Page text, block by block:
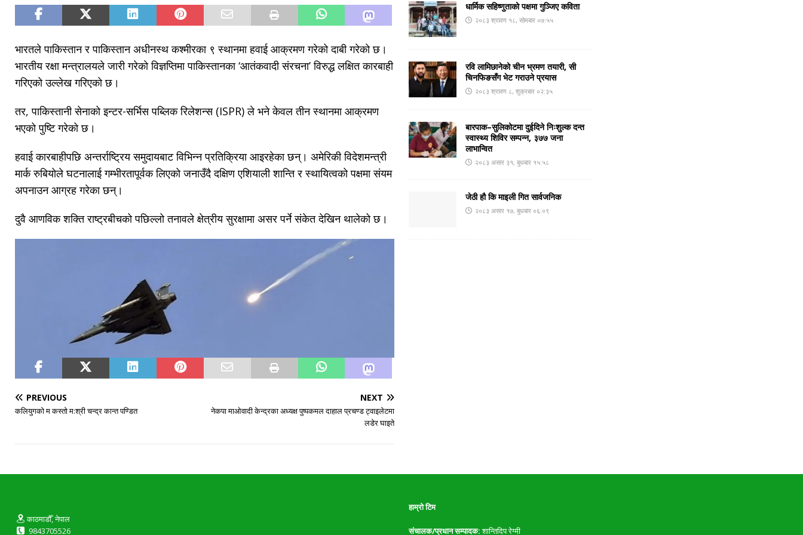
भारतले पाकिस्तान र पाकिस्तान अधीनस्थ कश्मीरका ९ स्थानमा हवाई आक्रमण गरेको दाबी गरेको छ।
भारतीय रक्षा मन्त्रालयले जारी गरेको विज्ञप्तिमा पाकिस्तानका ‘आतंकवादी संरचना’ विरुद्ध लक्षित कारबाही
गरिएको उल्लेख गरिएको छ।
तर, पाकिस्तानी सेनाको इन्टर-सर्भिस पब्लिक रिलेशन्स (ISPR) ले भने केवल तीन स्थानमा आक्रमण
भएको पुष्टि गरेको छ।
हवाई कारबाहीपछि अन्तर्राष्ट्रिय समुदायबाट विभिन्न प्रतिक्रिया आइरहेका छन्। अमेरिकी विदेशमन्त्री
मार्क रुबियोले घटनालाई गम्भीरतापूर्वक लिएको जनाउँदै दक्षिण एशियाली शान्ति र स्थायित्वको पक्षमा संयम
अपनाउन आग्रह गरेका छन्।
दुवै आणविक शक्ति राष्ट्रबीचको पछिल्लो तनावले क्षेत्रीय सुरक्षामा असर पर्ने संकेत देखिन थालेको छ।
PREVIOUS
कलियुगको म कस्तो म:श्री चन्द्र कान्त पण्डित
NEXT
नेकपा माओवादी केन्द्रका अध्यक्ष पुष्पकमल दाहाल प्रचण्ड ट्वाइलेटमा
लडेर घाइते
धार्मिक सहिष्णुताको पक्षमा गुञ्जिए कविता
२०८३ श्रावण १८, सोमबार ०७:५५
रवि लामिछानेको चीन भ्रमण तयारी, सी
चिनफिङसँग भेट गराउने प्रयास
२०८३ श्रावण ८, शुक्रबार ०२:३५
बारपाक–सुलिकोटमा दुईदिने निःशुल्क दन्त
स्वास्थ्य शिविर सम्पन्न, ३७७ जना
लाभान्वित
२०८३ असार ३१, बुधबार १५:५८
जेठी हौ कि माइली गित सार्वजनिक
२०८३ असार १७, बुधबार ०६:०९
काठमाडौँ, नेपाल
9843705526
हाम्रो टिम
संचालक/प्रधान सम्पादक:शान्तिदिप रेग्मी